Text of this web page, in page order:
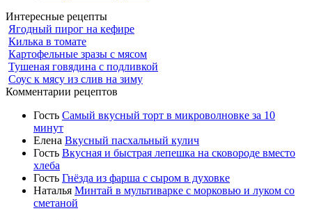
Интересные рецепты
Ягодный пирог на кефире
Килька в томате
Картофельные зразы с мясом
Тушеная говядина с подливкой
Соус к мясу из слив на зиму
Комментарии рецептов
Гость Самый вкусный торт в микроволновке за 10
минут
Елена Вкусный пасхальный кулич
Гость Вкусная и быстрая лепешка на сковороде вместо
хлеба
Гость Гнёзда из фарша с сыром в духовке
Наталья Минтай в мультиварке с морковью и луком со
сметаной